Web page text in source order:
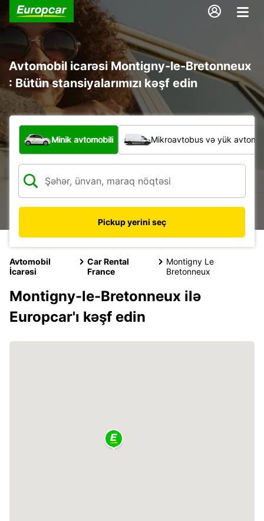
Avtomobil icarəsi Montigny-le-Bretonneux
: Bütün stansiyalarımızı kəşf edin
Hansı növ nəqliyyat vasitəsi?
Minik avtomobili Mikroavtobus və yük
Pickup yerini seç
Avtomobil
İcarəsi
Car Rental
France
Montigny Le
Bretonneux
Montigny-le-Bretonneux ilə
Europcar'ı kəşf edin